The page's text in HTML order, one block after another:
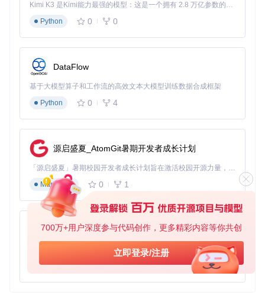
700万+用户深度参与代码创作，更多精彩内容等你共创
立即登录/注册
Kimi K3 是Kimi能力最强的模型：这是一个拥有 2.8 万亿参数的混合专家（MoE）模型，具备原生视觉理解能力，并支持 100 万 token 的上下文窗口。
Python
0 0
DataFlow
基于大模型算子和工作流的高效文本大模型训练数据合成框架
Python
0 4
源启盛夏_AtomGit暑期开发者成长计划
「源启盛夏」暑期校园开发者成长计划旨在激活校园开源力量，通过积分激励、认证扶持、资源倾斜等形式，引导高校组织和开发者完成「入驻 — 建项目 — 做贡献 — 获认证 — 得资源」的完整闭环。无论你是想带领社团入驻平台的组织者，还是希望用代码贡献证明自己的开发者，都能在这里找到属于你的成长路径。
Markdown
0 1
py-xiaozhi
基于Python的Xiaozhi AI，适用于想要完整Xiaozhi体验而无需拥有专用硬件的用户。
Python
0 1